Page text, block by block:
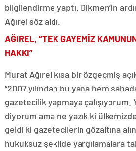
bilgilendirme yaptı. Dikmen’in
Ağırel söz aldı.
AĞIREL, “TEK GAYEMİZ
HAKKI”
Murat Ağırel kısa bir özgeçmiş
“2007 yılından bu yana hem
gazetecilik yapmaya çalışıyorum.
diyorum ama ne yazık ki
geldi ki gazetecilerin gözaltına
hukuksuz şekilde yargılamalara